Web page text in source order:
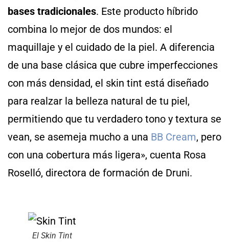
bases tradicionales. Este producto híbrido
combina lo mejor de dos mundos: el
maquillaje y el cuidado de la piel. A diferencia
de una base clásica que cubre imperfecciones
con más densidad, el skin tint está diseñado
para realzar la belleza natural de tu piel,
permitiendo que tu verdadero tono y textura se
vean, se asemeja mucho a una BB Cream, pero
con una cobertura más ligera», cuenta Rosa
Roselló, directora de formación de Druni.
El Skin Tint